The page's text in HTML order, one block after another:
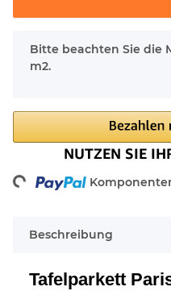
x
Bitte beachten Sie die
m2.
Loading...
Beschreibung
Tafelparkett